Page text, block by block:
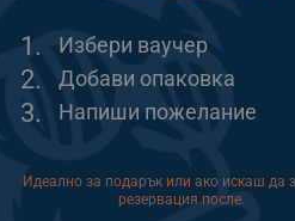
1. Избери ваучер
2. Добави опаковка
3. Напиши пожелание
Идеално за подарък или ако искаш да
резервация после.